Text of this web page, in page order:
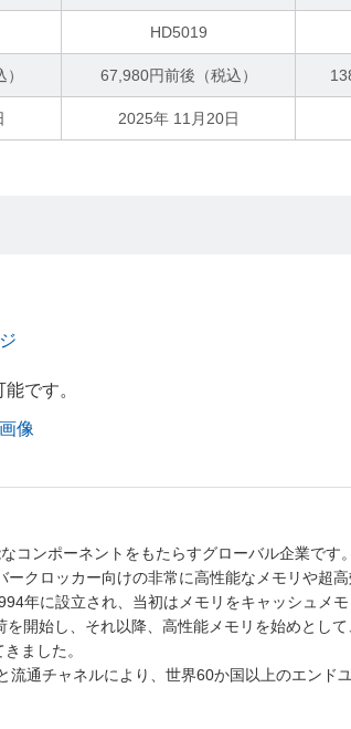
HD5019
67,980円前後（税込）
2025年 11月20日
です。
像
コンポーネントをもたらすグローバル企業です
クロッカー向けの非常に高性能なメモリや超
年に設立され、当初はメモリをキャッシュメモ
開始し、それ以降、高性能メモリを始めとし
ました。
通チャネルにより、世界60か国以上のエンド